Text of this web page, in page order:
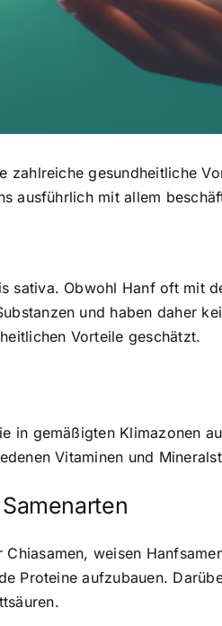
gesundheitliche
mit allem
sativa. Obwohl Hanf oft mit
und haben daher
Vorteile geschätzt.
in gemäßigten Klimazonen
Vitaminen und
weisen
Proteine aufzubauen.